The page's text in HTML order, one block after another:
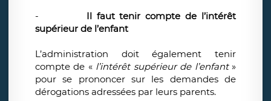
-
Il faut tenir compte de l’intérêt
supérieur de l’enfant
L’administration doit également tenir
compte de « l’intérêt supérieur de l’enfant»
pour se prononcer sur les demandes de
dérogations adressées par leurs parents.